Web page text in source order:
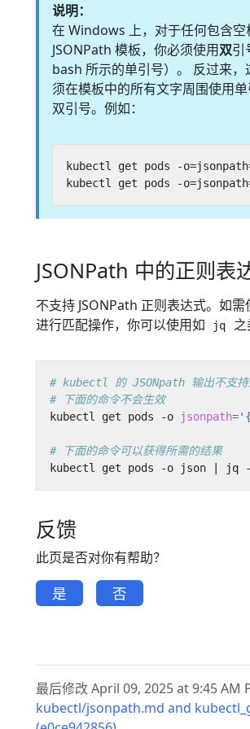
说明：
在 Windows 上，对于任何包含空
JSONPath 模板，你必须使用双引
bash 所示的单引号）。 反过来，
须在模板中的所有文字周围使用
双引号。例如：
kubectl get pods -
kubectl get pods -
JSONPath 中的正则表
不支持 JSONPath 正则表达式。如
进行匹配操作，你可以使用如
jq 之
# kubectl 的 JSONpath 输出不支持
# 下面的命令不会生效
kubectl get pods -o
jsonpath=
# 下面的命令可以获得所需的结果
kubectl get pods -o json
jq
反馈
此页是否对你有帮助？
是 否
最后修改 April 09, 2025 at 9:45 AM
kubectl/jsonpath.md and